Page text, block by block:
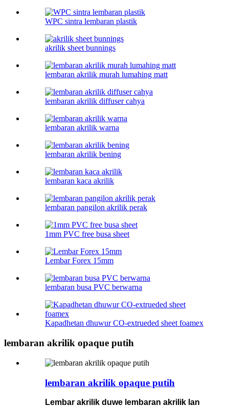
WPC sintra lembaran plastik
akrilik sheet bunnings
lembaran akrilik murah lumahing matt
lembaran akrilik diffuser cahya
lembaran akrilik warna
lembaran akrilik bening
lembaran kaca akrilik
lembaran pangilon akrilik perak
1mm PVC free busa sheet
Lembar Forex 15mm
lembaran busa PVC berwarna
Kapadhetan dhuwur CO-extrueded sheet foamex
lembaran akrilik opaque putih
lembaran akrilik opaque putih
Lembar akrilik duwe lembaran akrilik lan